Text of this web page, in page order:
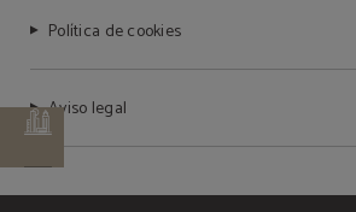
Política de cookies
Aviso legal